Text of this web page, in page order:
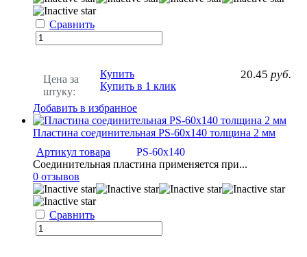
Сравнить
Цена за
штуку:
20.45 руб.
Купить
Купить в 1 клик
Добавить в избранное
Пластина соединительная PS-60х140 толщина 2 мм
Артикул товара
PS-60х140
Соединительная пластина применяется при...
0 отзывов
Сравнить